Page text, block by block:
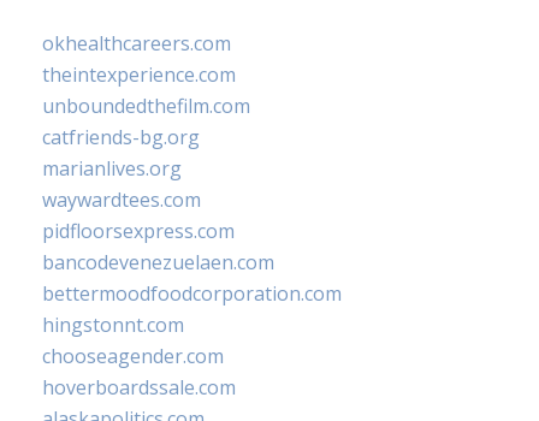
okhealthcareers.com
theintexperience.com
unboundedthefilm.com
catfriends-bg.org
marianlives.org
waywardtees.com
pidfloorsexpress.com
bancodevenezuelaen.com
bettermoodfoodcorporation.com
hingstonnt.com
chooseagender.com
hoverboardssale.com